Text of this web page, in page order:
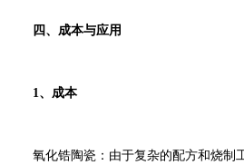
四、成本与应用
1、成本
氧化锆陶瓷：由于复杂的配方和烧制工